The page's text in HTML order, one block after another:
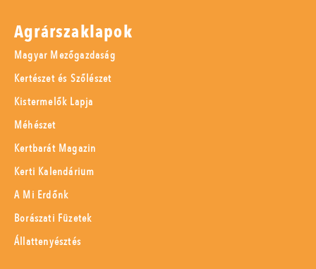
Agrárszaklapok
Magyar Mezőgazdaság
Kertészet és Szőlészet
Kistermelők Lapja
Méhészet
Kertbarát Magazin
Kerti Kalendárium
A Mi Erdőnk
Borászati Füzetek
Állattenyésztés